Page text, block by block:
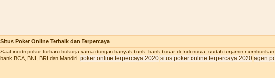
Situs Poker Online Terbaik dan Terpercaya
Saat ini idn poker terbaru bekerja sama dengan banyak bank–bank besar di Indonesia, sudah terjamin
bank BCA, BNI, BRI dan Mandiri. poker online terpercaya 2020 situs poker online terpercaya 2020 agen